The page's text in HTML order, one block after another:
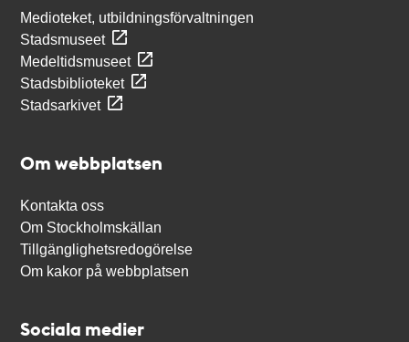
Medioteket, utbildningsförvaltningen
Stadsmuseet
Medeltidsmuseet
Stadsbiblioteket
Stadsarkivet
Om webbplatsen
Kontakta oss
Om Stockholmskällan
Tillgänglighetsredogörelse
Om kakor på webbplatsen
Sociala medier